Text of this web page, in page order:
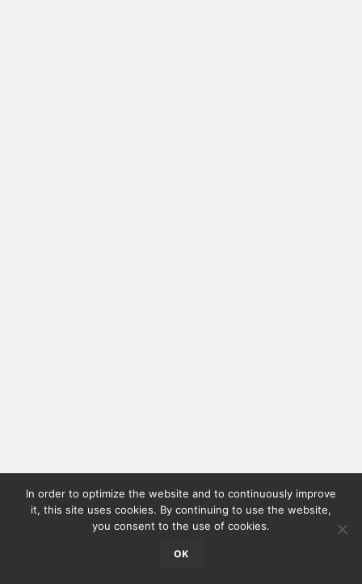
In order to optimize the website and to continuously improve
it, this site uses cookies. By continuing to use the website,
you consent to the use of cookies.
OK